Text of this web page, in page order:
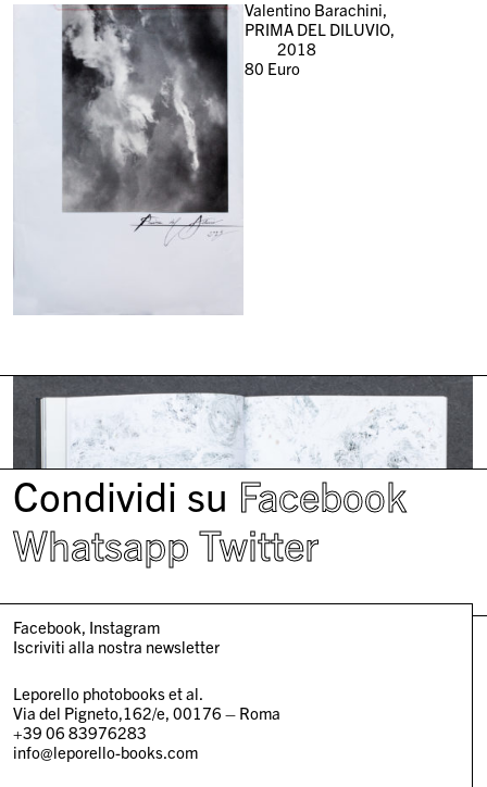
Valentino Barachini,
PRIMA DEL DILUVIO,
2018
80 Euro
Condividi su Facebook
Whatsapp Twitter
Facebook Instagram
Iscriviti alla nostra newsletter
Leporello photobooks et al.
Via del Pigneto,162/e, 00176 – Roma
+39 06 83976283
info@leporello-books.com